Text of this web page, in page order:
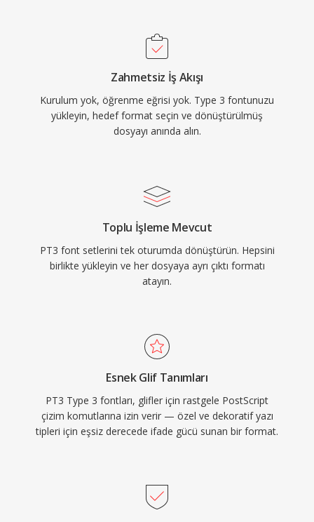
Zahmetsiz İş Akışı
Kurulum yok, öğrenme eğrisi yok. Type 3 fontunuzu
yükleyin, hedef format seçin ve dönüştürülmüş
dosyayı anında alın.
Toplu İşleme Mevcut
PT3 font setlerini tek oturumda dönüştürün. Hepsini
birlikte yükleyin ve her dosyaya ayrı çıktı formatı
atayın.
Esnek Glif Tanımları
PT3 Type 3 fontları, glifler için rastgele PostScript
çizim komutlarına izin verir — özel ve dekoratif yazı
tipleri için eşsiz derecede ifade gücü sunan bir format.